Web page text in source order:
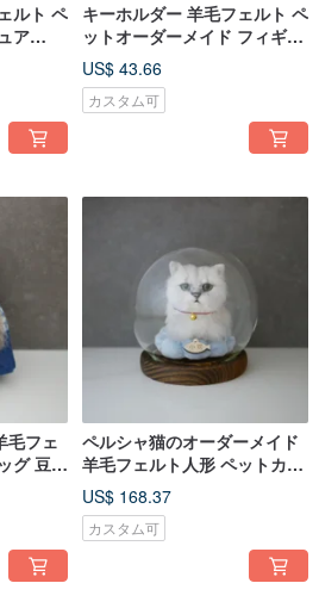
ルト ペ
ア
キーホルダー 羊毛フェルト ペ
ットオーダーメイド フィギュ
ア feiwa霏娃手作
US$ 43.66
カスタム可
毛フェ
グ 豆豆
ペルシャ猫のオーダーメイド
羊毛フェルト人形 ペットカス
タム
US$ 168.37
カスタム可